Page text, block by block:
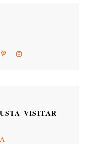
VISITAR